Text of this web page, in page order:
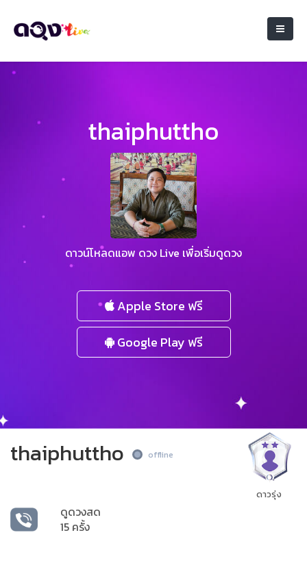
thaiphuttho
ดาวน์โหลดแอพ ดวง Live เพื่อเริ่มดูดวง
Apple Store ฟรี
Google Play ฟรี
thaiphuttho offline
ดูดวงสด
15 ครั้ง
ดาวรุ่ง